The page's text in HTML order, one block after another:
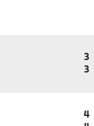
3
3
4